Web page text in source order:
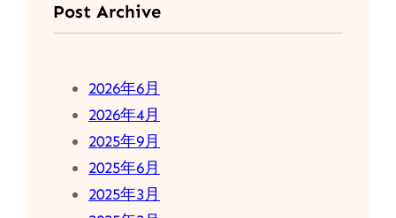
Post Archive
2026年6月
2026年4月
2025年9月
2025年6月
2025年3月